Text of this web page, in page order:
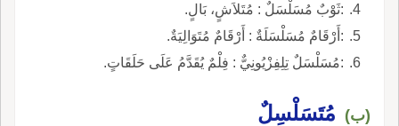
:ثَوْبٌ مُسَلْسَلٌ : مُتَلاَشٍ، بَالٍ.
:أَرْقَامٌ مُسَلْسَلَةٌ : أَرْقَامٌ مُتَوَالِيَةٌ.
:مُسَلْسَلٌ تِلِفِزْيُونِيٌّ : فِلْمٌ يُقَدَّمُ عَلَى حَلَقَاتٍ.
(ب) مُتَسَلْسِلٌ